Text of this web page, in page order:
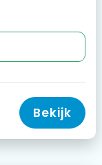
Bekijk